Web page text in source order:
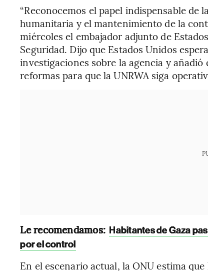
“Reconocemos el papel indispensable de
humanitaria y el mantenimiento de la
miércoles el embajador adjunto de
Seguridad. Dijo que Estados Unidos
investigaciones sobre la agencia y
reformas para que la UNRWA siga
Le recomendamos: Habitantes de Gaza
por el control
En el escenario actual, la ONU estima